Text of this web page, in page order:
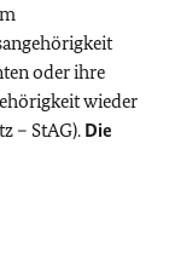
oder ihre
wieder
– StAG). Die